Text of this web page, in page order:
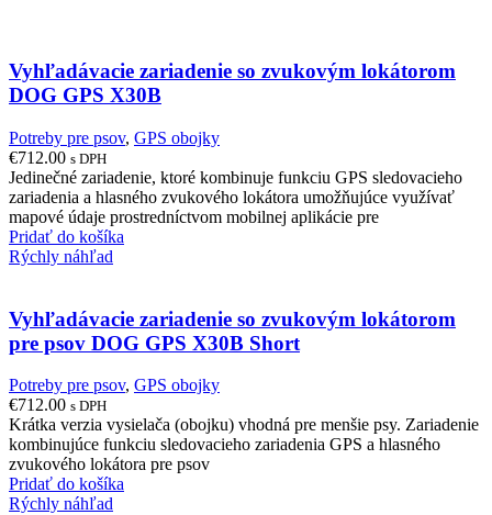
Vyhľadávacie zariadenie so zvukovým lokátorom
DOG GPS X30B
Potreby pre psov, GPS obojky
€712.00 s DPH
Jedinečné zariadenie, ktoré kombinuje funkciu GPS sledovacieho
zariadenia a hlasného zvukového lokátora umožňujúce využívať
mapové údaje prostredníctvom mobilnej aplikácie pre
Pridať do košíka
Rýchly náhľad
Vyhľadávacie zariadenie so zvukovým lokátorom
pre psov DOG GPS X30B Short
Potreby pre psov, GPS obojky
€712.00 s DPH
Krátka verzia vysielača (obojku) vhodná pre menšie psy. Zariadenie
kombinujúce funkciu sledovacieho zariadenia GPS a hlasného
zvukového lokátora pre psov
Pridať do košíka
Rýchly náhľad